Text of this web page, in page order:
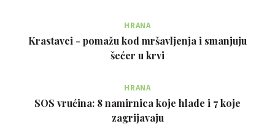
HRANA
Krastavci - pomažu kod mršavljenja i smanjuju
šećer u krvi
HRANA
SOS vrućina: 8 namirnica koje hlade i 7 koje
zagrijavaju